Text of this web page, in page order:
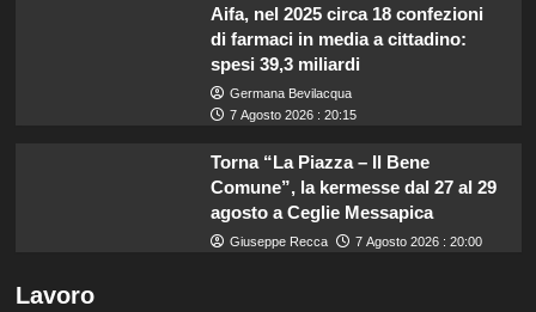
Aifa, nel 2025 circa 18 confezioni
di farmaci in media a cittadino:
spesi 39,3 miliardi
Germana Bevilacqua
7 Agosto 2026 : 20:15
Torna “La Piazza – Il Bene
Comune”, la kermesse dal 27 al 29
agosto a Ceglie Messapica
Giuseppe Recca 7 Agosto 2026 : 20:00
Lavoro